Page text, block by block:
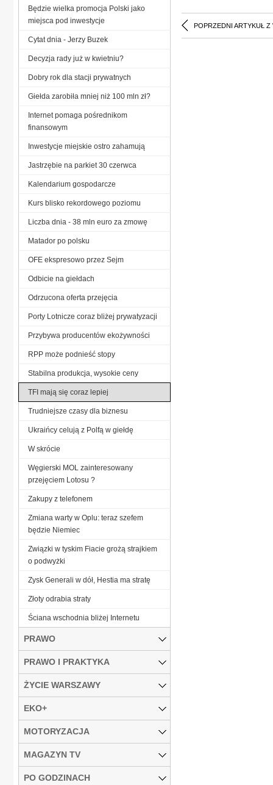
POPRZEDNI ARTYKUŁ Z
Będzie wielka promocja Polski jako
miejsca pod inwestycje
Cytat dnia - Jerzy Buzek
Decyzja rady już w kwietniu?
Dobry rok dla stacji prywatnych
Giełda zarobiła mniej niż 100 mln zł?
Internet pomaga pośrednikom
finansowym
Inwestycje miejskie ostro zahamują
Jastrzębie na parkiet 30 czerwca
Kalendarium gospodarcze
Kurs blisko rekordowego poziomu
Liczba dnia - 38 mln euro za zmowę
Matador po polsku
OFE ekspresowo przez Sejm
Odbicie na giełdach
Odrzucona oferta przejęcia
Porty Lotnicze coraz bliżej prywatyzacji
Przybywa producentów ekożywności
RPP może podnieść stopy
Stabilna produkcja, wysokie ceny
TFI mają się coraz lepiej
Trudniejsze czasy dla biznesu
Ukraińcy celują z Polfą w giełdę
W skrócie
Węgierski MOL zainteresowany
przejęciem Lotosu ?
Zakupy z telefonem
Zmiana warty w Oplu: teraz szefem
będzie Niemiec
Związki w tyskim Fiacie grożą strajkiem
o podwyżki
Zysk Generali w dół, Hestia ma stratę
Złoty odrabia straty
Ściana wschodnia bliżej Internetu
PRAWO
PRAWO I PRAKTYKA
ŻYCIE WARSZAWY
EKO+
MOTORYZACJA
MAGAZYN TV
PO GODZINACH